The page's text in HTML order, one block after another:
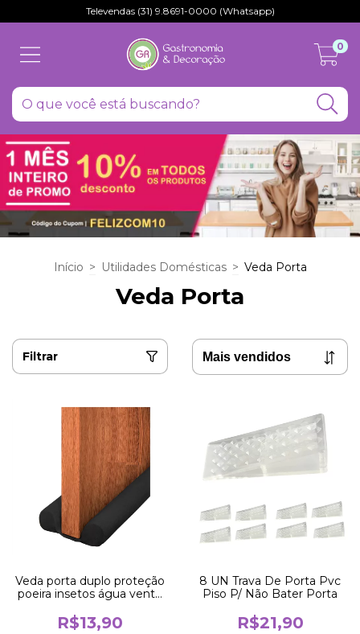
Televendas (31) 9.8691-0000 (Whatsapp)
0
Início > Utilidades Domésticas > Veda Porta
Veda Porta
Filtrar
Veda porta duplo proteção
poeira insetos água vento
R$13,90
8 UN Trava De Porta Pvc
Piso P/ Não Bater Porta
R$21,90